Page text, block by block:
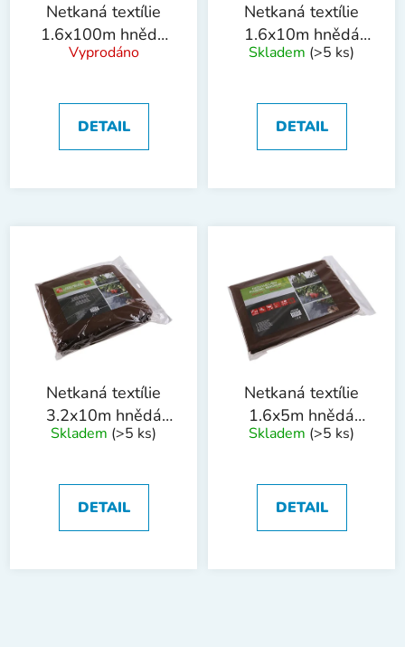
Netkaná textílie
1.6x100m hnědá
50g/m2
Vyprodáno
DETAIL
Netkaná textílie
1.6x10m hnědá
50g/m2
Skladem (>5 ks)
DETAIL
Netkaná textílie
3.2x10m hnědá
50g/m2
Skladem (>5 ks)
DETAIL
Netkaná textílie
1.6x5m hnědá
50g/m2
Skladem (>5 ks)
DETAIL